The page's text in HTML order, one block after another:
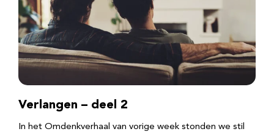
Verlangen – deel 2
In het Omdenkverhaal van vorige week stonden we stil